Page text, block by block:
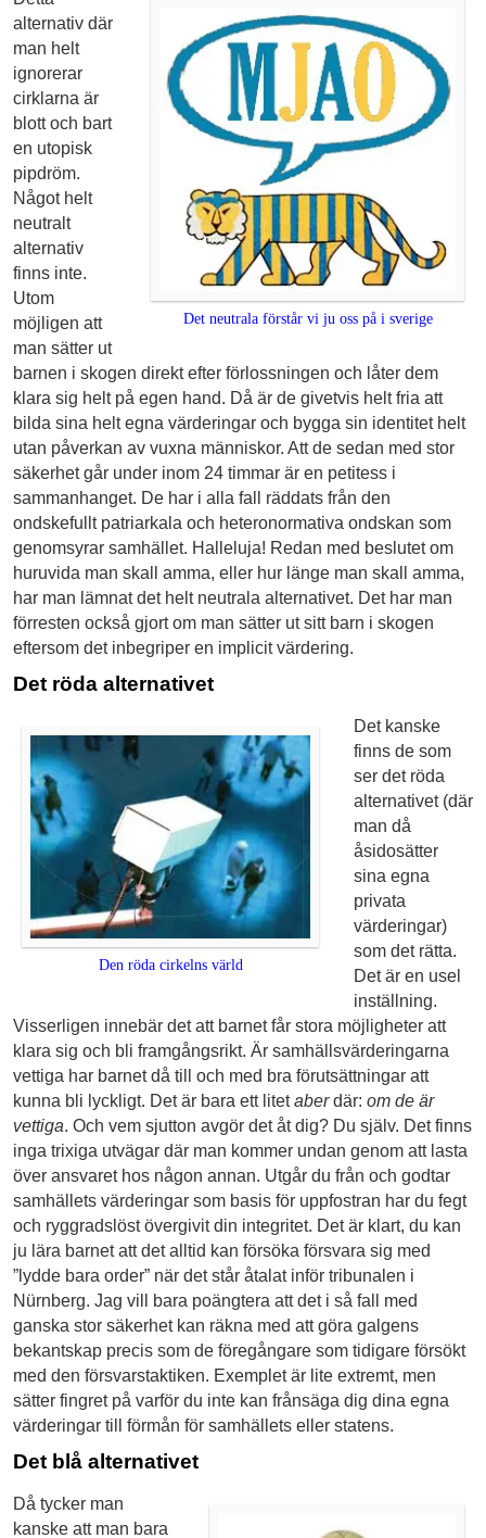
Det neutrala förstår vi ju oss på i sverige
alternativ där
man helt
ignorerar
cirklarna är
blott och bart
en utopisk
pipdröm.
Något helt
neutralt
alternativ
finns inte.
Utom
möjligen att
man sätter ut
barnen i skogen direkt efter förlossningen och låter dem
klara sig helt på egen hand. Då är de givetvis helt fria att
bilda sina helt egna värderingar och bygga sin identitet helt
utan påverkan av vuxna människor. Att de sedan med stor
säkerhet går under inom 24 timmar är en petitess i
sammanhanget. De har i alla fall räddats från den
ondskefullt patriarkala och heteronormativa ondskan som
genomsyrar samhället. Halleluja! Redan med beslutet om
huruvida man skall amma, eller hur länge man skall amma,
har man lämnat det helt neutrala alternativet. Det har man
förresten också gjort om man sätter ut sitt barn i skogen
eftersom det inbegriper en implicit värdering.
Det röda alternativet
Den röda cirkelns värld
Det kanske
finns de som
ser det röda
alternativet (där
man då
åsidosätter
sina egna
privata
värderingar)
som det rätta.
Det är en usel
inställning.
Visserligen innebär det att barnet får stora möjligheter att
klara sig och bli framgångsrikt. Är samhällsvärderingarna
vettiga har barnet då till och med bra förutsättningar att
kunna bli lyckligt. Det är bara ett litetaberdär: om de är
vettiga. Och vem sjutton avgör det åt dig? Du själv. Det finns
inga trixiga utvägar där man kommer undan genom att lasta
över ansvaret hos någon annan. Utgår du från och godtar
samhällets värderingar som basis för uppfostran har du fegt
och ryggradslöst övergivit din integritet. Det är klart, du kan
ju lära barnet att det alltid kan försöka försvara sig med
”lydde bara order” när det står åtalat inför tribunalen i
Nürnberg. Jag vill bara poängtera att det i så fall med
ganska stor säkerhet kan räkna med att göra galgens
bekantskap precis som de föregångare som tidigare försökt
med den försvarstaktiken. Exemplet är lite extremt, men
sätter fingret på varför du inte kan frånsäga dig dina egna
värderingar till förmån för samhällets eller statens.
Det blå alternativet
Då tycker man
kanske att man bara